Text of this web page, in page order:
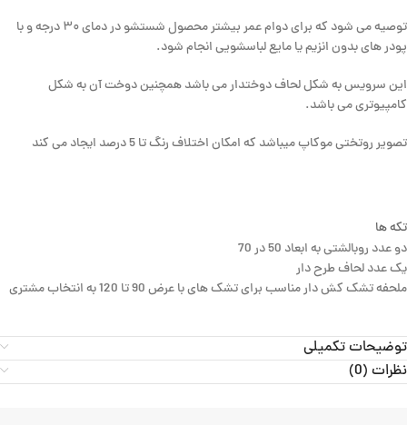
توصیه می شود که برای دوام عمر بیشتر محصول شستشو در دمای ۳۰ درجه و با
پودر های بدون انزیم یا مایع لباسشویی انجام شود.
این سرویس به شکل لحاف دوختدار می باشد همچنین دوخت آن به شکل
کامپیوتری می باشد.
تصویر روتختی موکاپ میباشد که امکان اختلاف رنگ تا 5 درصد ایجاد می کند
تکه ها
دو عدد روبالشتی به ابعاد 50 در 70
یک عدد لحاف طرح دار
ملحفه تشک کش دار مناسب برای تشک های با عرض 90 تا 120 به انتخاب مشتری
توضیحات تکمیلی
نظرات (0)